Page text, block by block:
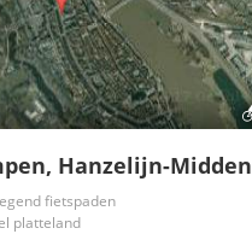
Hanzelijn-Midden
fietspaden
platteland